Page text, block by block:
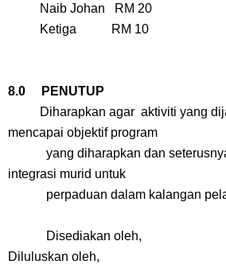
Naib Johan RM 20
Ketiga RM 10
8.0 PENUTUP
Diharapkan agar aktiviti yang
mencapai objektif program
yang diharapkan dan
integrasi murid untuk
perpaduan dalam kalangan
Diluluskan oleh,